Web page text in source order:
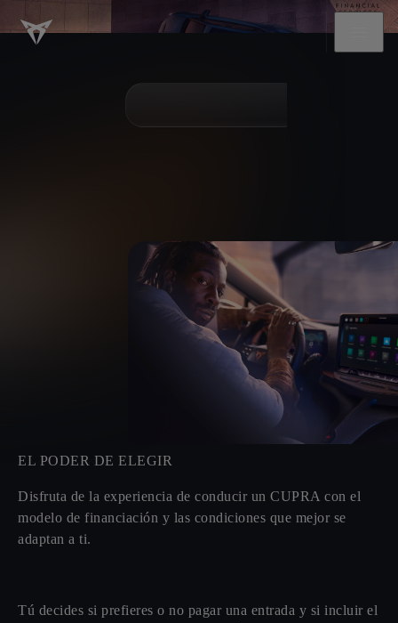
EL PODER DE ELEGIR
Disfruta de la experiencia de conducir un CUPRA con el
modelo de financiación y las condiciones que mejor se
adaptan a ti.
Tú decides si prefieres o no pagar una entrada y si incluir el